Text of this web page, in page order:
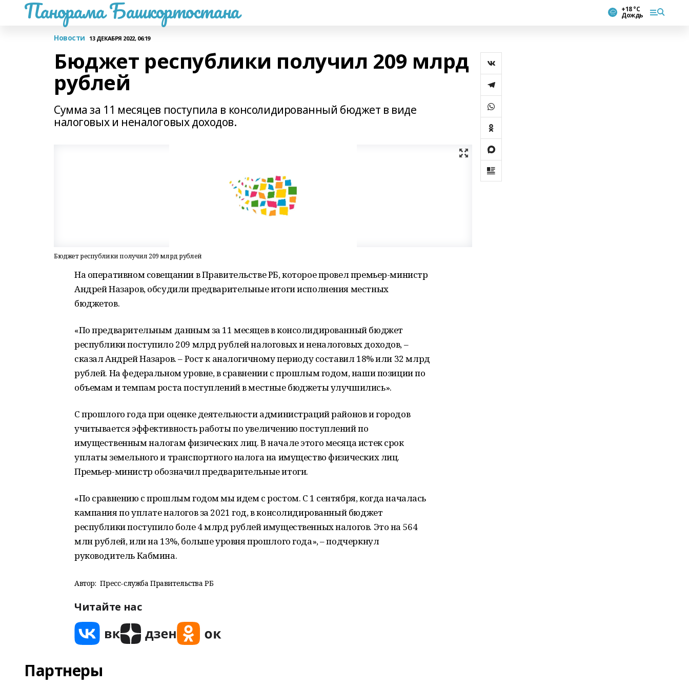
Панорама Башкортостана +18 °С
Дождь
Новости 13 ДЕКАБРЯ 2022, 06:19
Бюджет республики получил 209 млрд
рублей
Сумма за 11 месяцев поступила в консолидированный бюджет в виде
налоговых и неналоговых доходов.
Бюджет республики получил 209 млрд рублей
На оперативном совещании в Правительстве РБ, которое провел премьер-министр
Андрей Назаров, обсудили предварительные итоги исполнения местных
бюджетов.
«По предварительным данным за 11 месяцев в консолидированный бюджет
республики поступило 209 млрд рублей налоговых и неналоговых доходов, –
сказал Андрей Назаров. – Рост к аналогичному периоду составил 18% или 32 млрд
рублей. На федеральном уровне, в сравнении с прошлым годом, наши позиции по
объемам и темпам роста поступлений в местные бюджеты улучшились».
С прошлого года при оценке деятельности администраций районов и городов
учитывается эффективность работы по увеличению поступлений по
имущественным налогам физических лиц. В начале этого месяца истек срок
уплаты земельного и транспортного налога на имущество физических лиц.
Премьер-министр обозначил предварительные итоги.
«По сравнению с прошлым годом мы идем с ростом. С 1 сентября, когда началась
кампания по уплате налогов за 2021 год, в консолидированный бюджет
республики поступило боле 4 млрд рублей имущественных налогов. Это на 564
млн рублей, или на 13%, больше уровня прошлого года», – подчеркнул
руководитель Кабмина.
Автор: Пресс-служба Правительства РБ
Читайте нас
Партнеры